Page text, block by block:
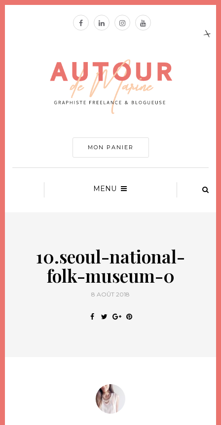
MON PANIER
MENU
10.seoul-national-
folk-museum-0
8 AOÛT 2018